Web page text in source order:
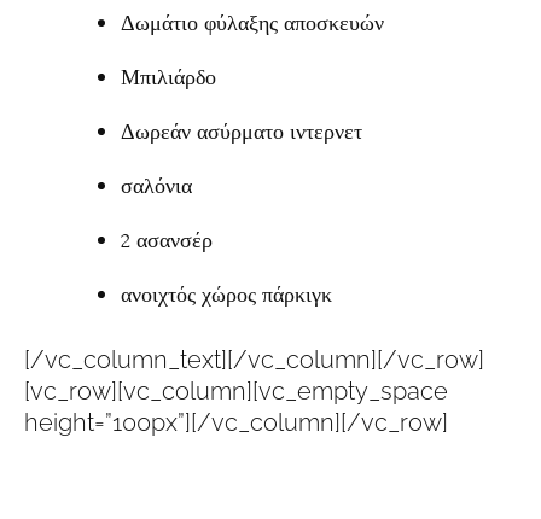
Δωμάτιο φύλαξης αποσκευών
Μπιλιάρδο
Δωρεάν ασύρματο ιντερνετ
σαλόνια
2 ασανσέρ
ανοιχτός χώρος πάρκιγκ
[/vc_column_text][/vc_column][/vc_row]
[vc_row][vc_column][vc_empty_space
height=”100px”][/vc_column][/vc_row]